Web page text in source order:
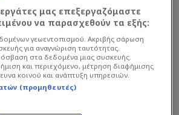
στατιστική με την οποία
ο Νικόλας Χριστογέωργος είναι
μας επεξεργαζόμαστε
να παρασχεθούν τα εξής:
γεωεντοπισμού. Ακριβής σάρωση
για αναγνώριση ταυτότητας.
στα δεδομένα μιας συσκευής.
και περιεχόμενο, μέτρηση διαφήμισης
κοινού και ανάπτυξη υπηρεσιών.
(προμηθευτές)